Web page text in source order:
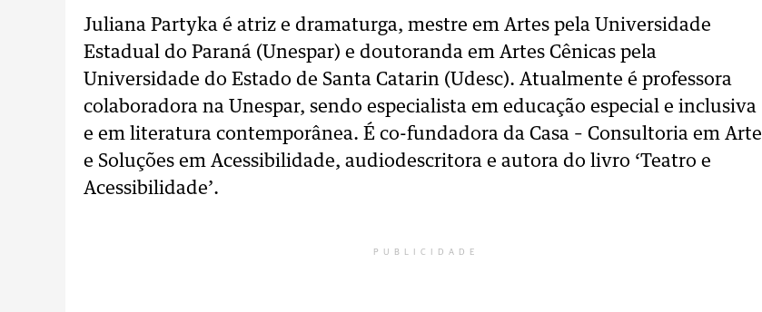
Juliana Partyka é atriz e dramaturga, mestre em Artes pela Universidade
Estadual do Paraná (Unespar) e doutoranda em Artes Cênicas pela
Universidade do Estado de Santa Catarin (Udesc). Atualmente é professora
colaboradora na Unespar, sendo especialista em educação especial e inclusiva
e em literatura contemporânea. É co-fundadora da Casa – Consultoria em Arte
e Soluções em Acessibilidade, audiodescritora e autora do livro ‘Teatro e
Acessibilidade’.
PUBLICIDADE